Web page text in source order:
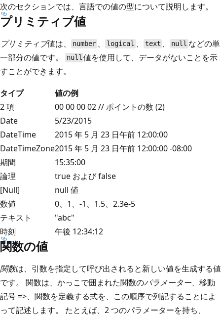
次のセクションでは、言語での値の型について説明します。
プリミティブ値
プリミティブ値は、 number 、 logical 、 text 、 null などの単
一部分の値です。
null 値を使用して、データがないことを示
すことができます。
タイプ
値の例
2 項
00 00 00 02 // ポイントの数 (2)
Date
5/23/2015
DateTime
2015 年 5 月 23 日午前 12:00:00
DateTimeZone2015 年 5 月 23 日午前 12:00:00 -08:00
期間
15:35:00
論理
true および false
[Null]
null 値
数値
0、1、-1、1.5、2.3e-5
テキスト
"abc"
時刻
午後 12:34:12
関数の値
関数は、引数を指定して呼び出されると新しい値を生成する値
です。 関数は、かっこで囲まれた関数のパラメーター、移動
記号 =>、関数を定義する式を、この順序で列記することによ
って記述します。 たとえば、2 つのパラメーターを持ち、